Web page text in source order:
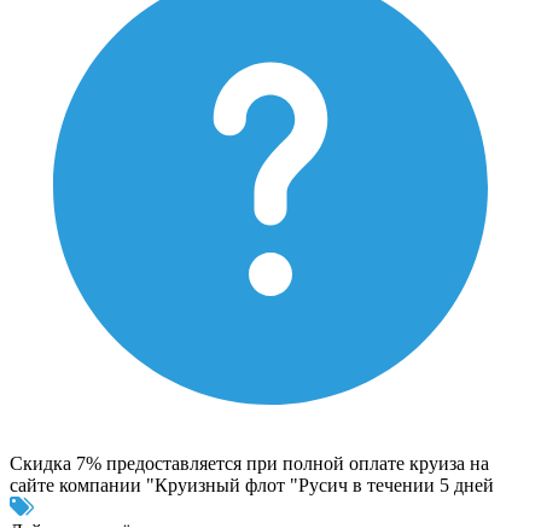
Скидка 7% предоставляется при полной оплате круиза на
сайте компании "Круизный флот "Русич в течении 5 дней